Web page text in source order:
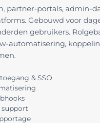
partner-portals, admin-
Gebouwd voor
gebruikers.
automatisering,
& SSO